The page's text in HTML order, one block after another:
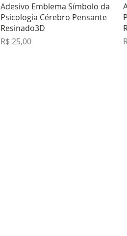
Visualização rápida
Adesivo Emblema Símbolo da
Psicologia Cérebro Pensante
Resinado3D
Preço
R$ 25,00